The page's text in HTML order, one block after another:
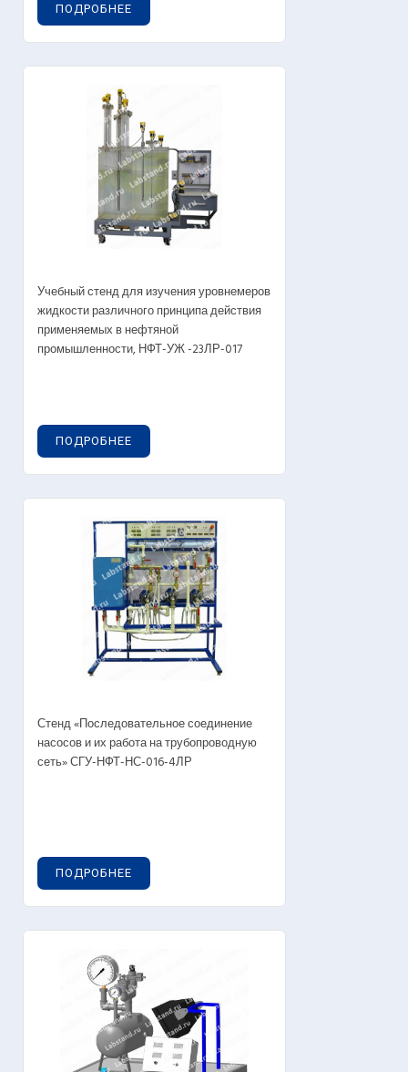
ПОДРОБНЕЕ
Учебный стенд для изучения уровнемеров
жидкости различного принципа действия
применяемых в нефтяной
промышленности, НФТ-УЖ -23ЛР-017
ПОДРОБНЕЕ
Стенд «Последовательное соединение
насосов и их работа на трубопроводную
сеть» СГУ-НФТ-НС-016-4ЛР
ПОДРОБНЕЕ